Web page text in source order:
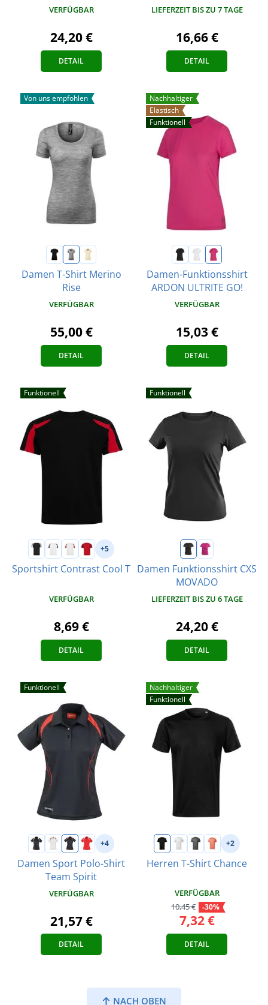
VERFÜGBAR
24,20 €
DETAIL
LIEFERZEIT BIS ZU 7 TAGE
16,66 €
DETAIL
Von uns empfohlen
Damen T-Shirt Merino
Rise
VERFÜGBAR
55,00 €
DETAIL
Nachhaltiger
Elastisch
Funktionell
Damen-Funktionsshirt
ARDON ULTRITE GO!
VERFÜGBAR
15,03 €
DETAIL
Funktionell
+5
Sportshirt Contrast Cool T
VERFÜGBAR
8,69 €
DETAIL
Funktionell
Damen Funktionsshirt CXS
MOVADO
LIEFERZEIT BIS ZU 6 TAGE
24,20 €
DETAIL
Funktionell
+4
Damen Sport Polo-Shirt
Team Spirit
VERFÜGBAR
21,57 €
DETAIL
Nachhaltiger
Funktionell
+2
Herren T-Shirt Chance
VERFÜGBAR
10,45 €
-30%
7,32 €
DETAIL
NACH OBEN